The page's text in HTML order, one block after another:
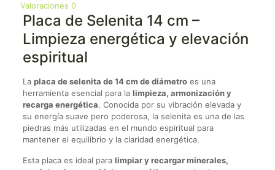
Valoraciones 0
Placa de Selenita 14 cm –
Limpieza energética y elevación
espiritual
La placa de selenita de 14 cm de diámetroes una
herramienta esencial para la limpieza, armonización y
recarga energética. Conocida por su vibración elevada y
su energía suave pero poderosa, la selenita es una de las
piedras más utilizadas en el mundo espiritual para
mantener el equilibrio y la claridad energética.
Esta placa es ideal para limpiar y recargar minerales,